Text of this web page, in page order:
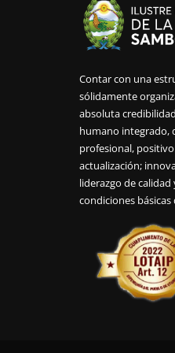
Contar con una
sólidamente
absoluta
humano integrado,
profesional,
actualización;
liderazgo de
condiciones